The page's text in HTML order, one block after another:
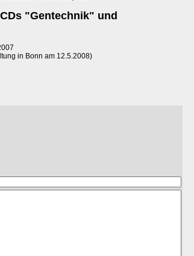
"Gentechnik" und
in Bonn am 12.5.2008)